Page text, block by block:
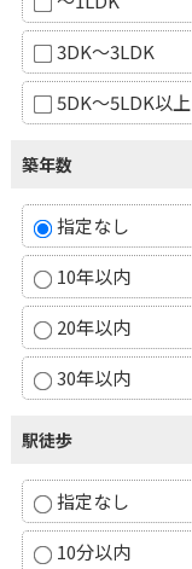
3DK～3LDK
5DK～5LDK以上
築年数
指定なし
10年以内
20年以内
30年以内
駅徒歩
指定なし
10分以内